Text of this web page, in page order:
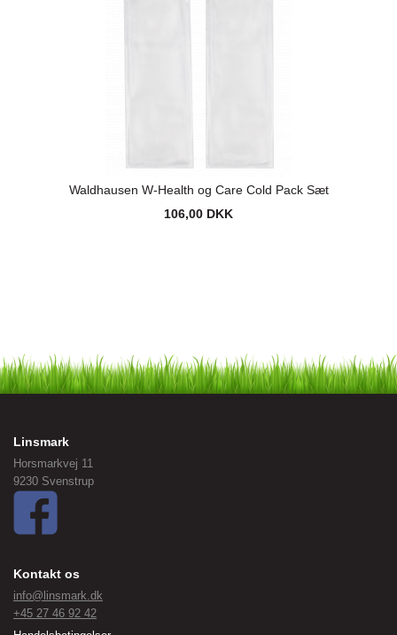
Waldhausen W-Health og Care Cold Pack Sæt
106,00 DKK
Linsmark
Horsmarkvej 11
9230 Svenstrup
Kontakt os
info@linsmark.dk
+45 27 46 92 42